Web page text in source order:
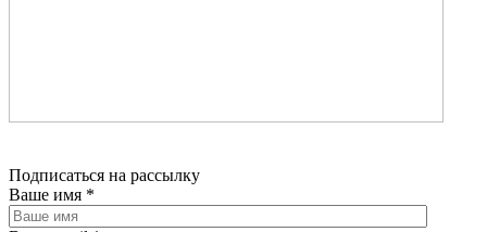
Подписаться на рассылку
Ваше имя *